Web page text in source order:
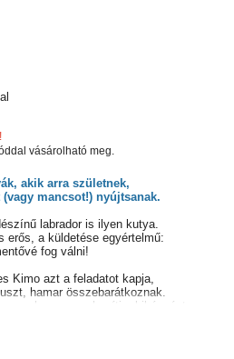
vásárolható meg.
akik arra születnek,
mancsot!) nyújtsanak.
labrador is ilyen kutya.
erős, a küldetése egyértelmű:
fog válni!
Kimo azt a feladatot kapja,
hamar összebarátkoznak.
azonban megnehezíti a kiképzést,
munkakutyává válás azt jelenti,
Vajon Zeusz és az ő embere